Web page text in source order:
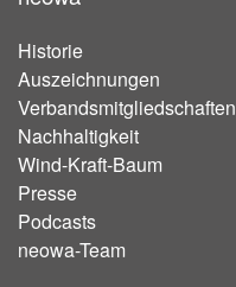
Historie
Auszeichnungen
Verbandsmitgliedschaften
Nachhaltigkeit
Wind-Kraft-Baum
Presse
Podcasts
neowa-Team